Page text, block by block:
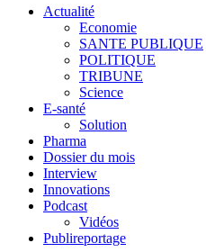
Actualité
Economie
SANTE PUBLIQUE
POLITIQUE
TRIBUNE
Science
E-santé
Solution
Pharma
Dossier du mois
Interview
Innovations
Podcast
Vidéos
Publireportage